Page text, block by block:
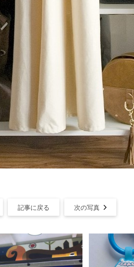
記事に戻る 次の写真